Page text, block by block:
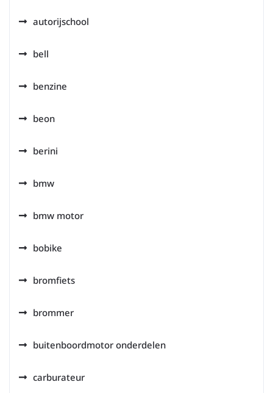
autorijschool
bell
benzine
beon
berini
bmw
bmw motor
bobike
bromfiets
brommer
buitenboordmotor onderdelen
carburateur